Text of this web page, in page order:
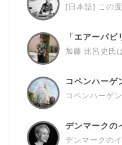
[日本語] この
「エアーパ
加藤 比呂史氏
コペンハーゲ
コペンハーゲ
デンマークの
デンマークの